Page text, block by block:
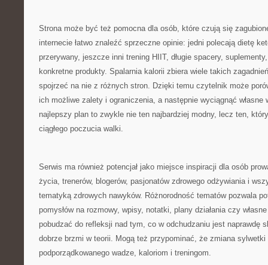
Strona może być też pomocna dla osób, które czują się
internecie łatwo znaleźć sprzeczne opinie: jedni polecają dietę
przerywany, jeszcze inni trening HIIT, długie spacery,
konkretne produkty. Spalarnia kalorii zbiera wiele takich
spojrzeć na nie z różnych stron. Dzięki temu czytelnik może
ich możliwe zalety i ograniczenia, a następnie wyciągnąć własne
najlepszy plan to zwykle nie ten najbardziej modny, lecz ten,
ciągłego poczucia walki.
Serwis ma również potencjał jako miejsce inspiracji dla osób
życia, trenerów, blogerów, pasjonatów zdrowego odżywiania i
tematyką zdrowych nawyków. Różnorodność tematów pozwala
pomysłów na rozmowy, wpisy, notatki, plany działania czy
pobudzać do refleksji nad tym, co w odchudzaniu jest naprawdę
dobrze brzmi w teorii. Mogą też przypominać, że zmiana
podporządkowanego wadze, kaloriom i treningom.